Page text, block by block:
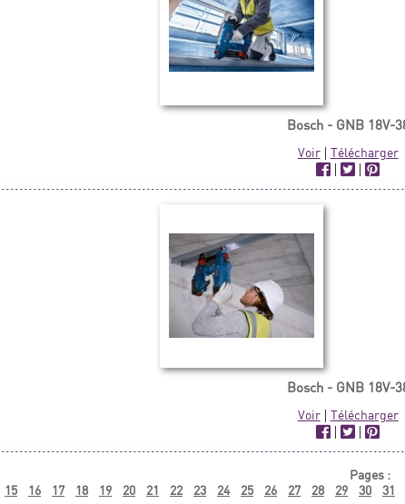
Bosch - GNB 18V-
Voir| Télécharger
|
|
Bosch - GNB 18V-
Voir| Télécharger
|
|
Pages :
15 16 17 18 19 20 21 22 23 24 25 26 27 28 29 30 31